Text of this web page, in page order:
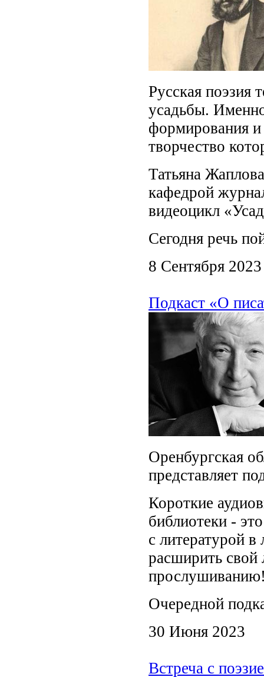
Русская поэзия
усадьбы.
формирования и
творчество
Татьяна
кафедрой
видеоцикл
Сегодня речь
8 Сентября 2023
Подкаст «О
Оренбургская
представляет
Короткие
библиотеки -
с литературой
расширить свой
Очередной
30 Июня 2023
Встреча с